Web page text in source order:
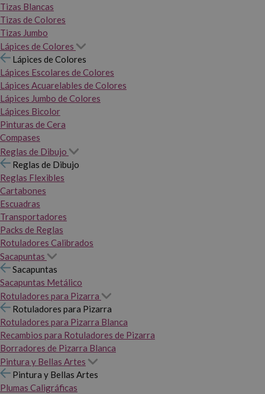
Tizas Blancas
Tizas de Colores
Tizas Jumbo
Lápices de Colores
Lápices de Colores
Lápices Escolares de Colores
Lápices Acuarelables de Colores
Lápices Jumbo de Colores
Lápices Bicolor
Pinturas de Cera
Compases
Reglas de Dibujo
Reglas de Dibujo
Reglas Flexibles
Cartabones
Escuadras
Transportadores
Packs de Reglas
Rotuladores Calibrados
Sacapuntas
Sacapuntas
Sacapuntas Metálico
Rotuladores para Pizarra
Rotuladores para Pizarra
Rotuladores para Pizarra Blanca
Recambios para Rotuladores de Pizarra
Borradores de Pizarra Blanca
Pintura y Bellas Artes
Pintura y Bellas Artes
Plumas Caligráficas